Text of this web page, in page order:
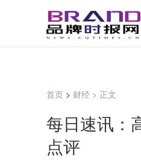
首页 > 财经 > 正文
每日速讯：
点评